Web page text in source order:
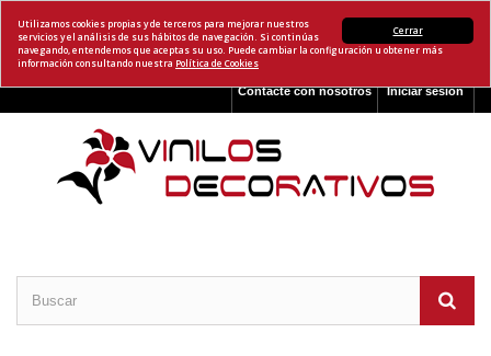
Cerrar
Utilizamos cookies propias y de terceros para mejorar nuestros
servicios y el análisis de sus hábitos de navegación. Si continúas
navegando, entendemos que aceptas su uso. Puede cambiar la configuración u obtener más
información consultando nuestra Política de Cookies
Iniciar sesión
Contacte con nosotros